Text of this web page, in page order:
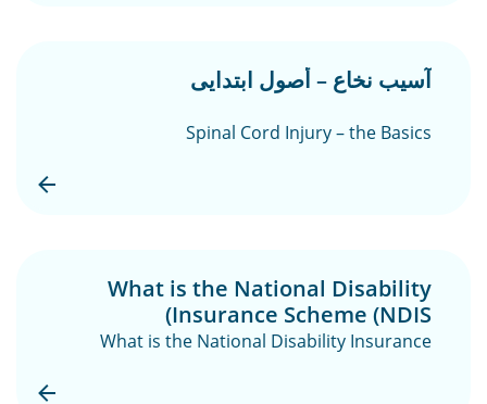
آسیب نخاع – أصول ابتدایی
Spinal Cord Injury – the Basics
What is the National Disability
Insurance Scheme (NDIS)
What is the National Disability Insurance